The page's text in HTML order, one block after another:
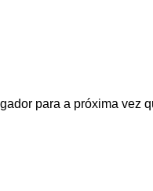
para a próxima vez